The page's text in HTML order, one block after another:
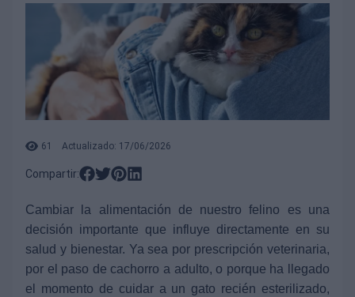
61 Actualizado: 17/06/2026
Compartir:
Cambiar la alimentación de nuestro felino es una
decisión importante que influye directamente en su
salud y bienestar. Ya sea por prescripción veterinaria,
por el paso de cachorro a adulto, o porque ha llegado
el momento de cuidar a un gato recién esterilizado,